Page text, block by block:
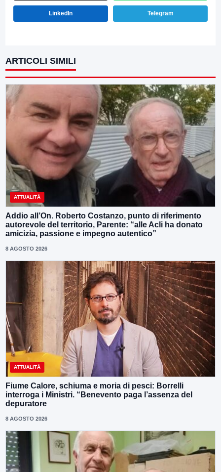
LinkedIn Telegram
ARTICOLI SIMILI
ATTUALITÀ
Addio all’On. Roberto Costanzo, punto di riferimento
autorevole del territorio, Parente: “alle Acli ha donato
amicizia, passione e impegno autentico”
8 AGOSTO 2026
ATTUALITÀ
Fiume Calore, schiuma e moria di pesci: Borrelli
interroga i Ministri. “Benevento paga l’assenza del
depuratore
8 AGOSTO 2026